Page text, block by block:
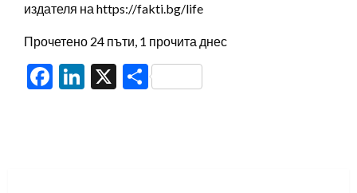
издателя на https://fakti.bg/life
Прочетено 24 пъти, 1 прочита днес
Facebook
LinkedIn
X Share